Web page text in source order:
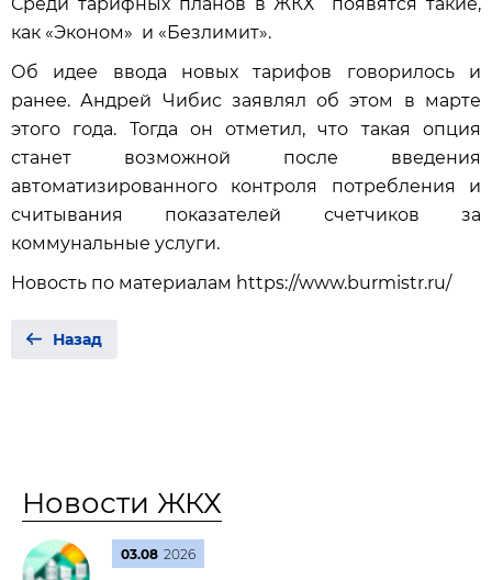
как «Эконом» и «Безлимит».
Об идее ввода новых тарифов говорилось и
ранее. Андрей Чибис заявлял об этом в марте
этого года. Тогда он отметил, что такая опция
станет возможной после введения
автоматизированного контроля потребления и
считывания показателей счетчиков за
коммунальные услуги.
Новость по материалам https://www.burmistr.ru/
Назад
Новости ЖКХ
03.08 2026